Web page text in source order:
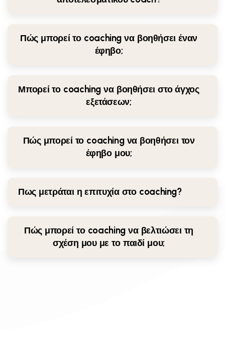
Πώς μπορεί το coaching να βοηθήσει έναν
έφηβο;
Μπορεί το coaching να βοηθήσει στο άγχος
εξετάσεων;
Πώς μπορεί το coaching να βοηθήσει τον
έφηβο μου;
Πως μετράται η επιτυχία στο coaching?
Πώς μπορεί το coaching να βελτιώσει τη
σχέση μου με το παιδί μου;